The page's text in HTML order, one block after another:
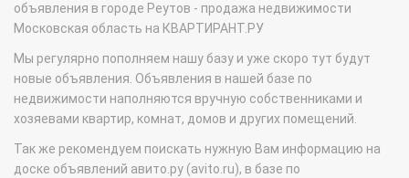
объявления в городе Реутов - продажа недвижимости
Московская область на КВАРТИРАНТ.РУ
Мы регулярно пополняем нашу базу и уже скоро тут будут
новые объявления. Объявления в нашей базе по
недвижимости наполняются вручную собственниками и
хозяевами квартир, комнат, домов и других помещений.
Так же рекомендуем поискать нужную Вам информацию на
доске объявлений авито.ру (avito.ru), в базе по